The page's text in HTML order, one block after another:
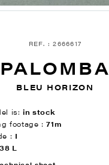
REF. : 2666617
PALOMBA
BLEU HORIZON
is:in stock
footage :71m
: I
L